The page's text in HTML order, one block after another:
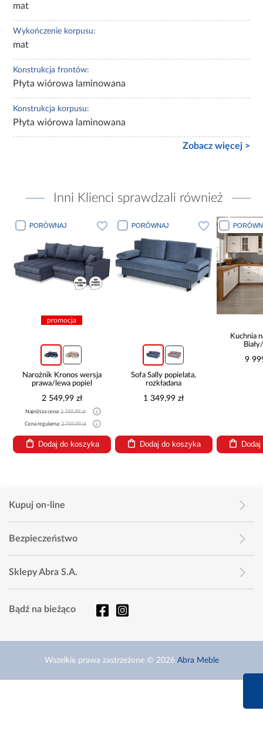
mat
Wykończenie korpusu:
mat
Konstrukcja frontów:
Płyta wiórowa laminowana
Konstrukcja korpusu:
Płyta wiórowa laminowana
Zobacz więcej >
Inni Klienci sprawdzali również
PORÓWNAJ
promocja
Narożnik Kronos wersja
prawa/lewa popiel
2 549,99 zł
Najniższa cena:2 749,99 zł
Cena regularna:2 749,99 zł
Dodaj do koszyka
PORÓWNAJ
Sofa Sally popielata,
rozkładana
1 349,99 zł
Dodaj do koszyka
Kuchnia
9
Kupuj on-line
Bezpieczeństwo
Sklepy Abra S.A.
Bądź na bieżąco
Wszelkie prawa zastrzeżone © 2026 Abra Meble